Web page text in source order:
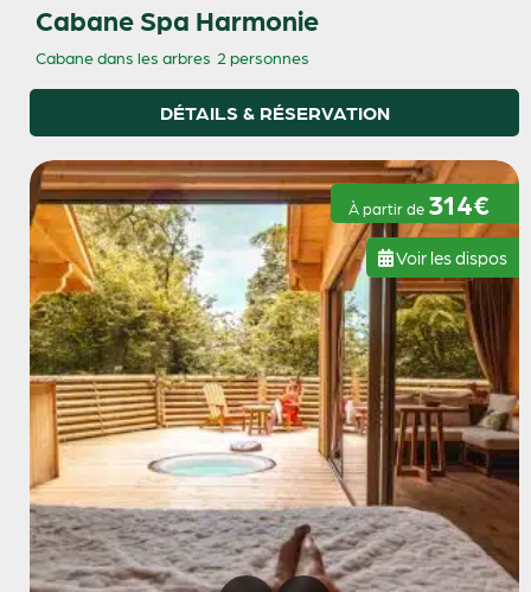
Cabane Spa Harmonie
Cabane dans les arbres 2 personnes
DÉTAILS & RÉSERVATION
À partir de 314€
Voir les dispos